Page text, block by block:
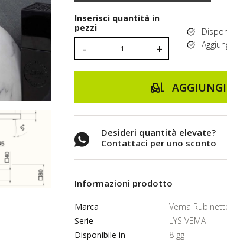
Inserisci quantità in
pezzi
- +
Desideri quantità elevate?
Contattaci per uno sconto
Informazioni prodotto
Marca
Vema
Serie
LYS VEMA
Disponibile in
8 gg